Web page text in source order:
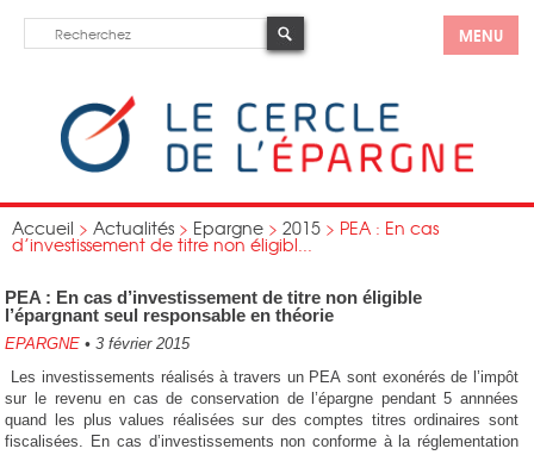
MENU
Accueil > Actualités > Epargne > 2015 > PEA : En cas
d’investissement de titre non éligibl...
PEA : En cas d’investissement de titre non éligible
l’épargnant seul responsable en théorie
EPARGNE • 3 février 2015
Les investissements réalisés à travers un PEA sont exonérés de l’impôt
sur le revenu en cas de conservation de l’épargne pendant 5 annnées
quand les plus values réalisées sur des comptes titres ordinaires sont
fiscalisées. En cas d’investissements non conforme à la réglementation